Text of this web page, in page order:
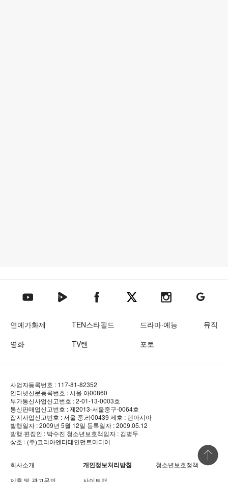
텐아시아 유튜브텐아시아 네이버TV텐아시아 페이스북텐아시아 엑스텐아시아 인스타그램
텐아시아
연예가화제 TEN스타필드 드라마·예능
뮤직
영화
TV텐 포토
사업자등록번호 : 117-81-82352
인터넷신문등록번호 : 서울 아00860
부가통신사업신고번호 : 2-01-13-0003호
통신판매업신고번호 : 제2013-서울중구-0064호
잡지사업신고번호 : 서울 중.라00439 제호 : 텐아시아
발행일자 : 2009년 5월 12일 등록일자 : 2009.05.12
발행·편집인 : 박수진 청소년보호책임자 : 김병두
상호 : (주)코리아엔터테인먼트미디어
회사소개 개인정보처리방침
청소년보호정책
상단 바로